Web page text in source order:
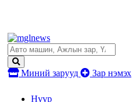
Миний зарууд Зар нэмэх
Нүүр